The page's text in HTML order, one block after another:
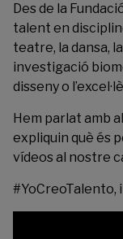
Des de la
talent en
teatre, la dansa,
investigació
disseny o
Hem parlat amb
expliquin què és
vídeos al nostre
#YoCreoTalento,